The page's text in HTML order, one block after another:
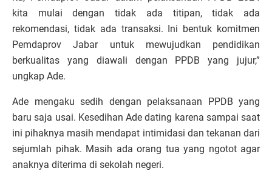
kita mulai dengan tidak ada titipan, tidak ada
rekomendasi, tidak ada transaksi. Ini bentuk komitmen
Pemdaprov Jabar untuk mewujudkan pendidikan
berkualitas yang diawali dengan PPDB yang jujur,”
ungkap Ade.
Ade mengaku sedih dengan pelaksanaan PPDB yang
baru saja usai. Kesedihan Ade dating karena sampai saat
ini pihaknya masih mendapat intimidasi dan tekanan dari
sejumlah pihak. Masih ada orang tua yang ngotot agar
anaknya diterima di sekolah negeri.